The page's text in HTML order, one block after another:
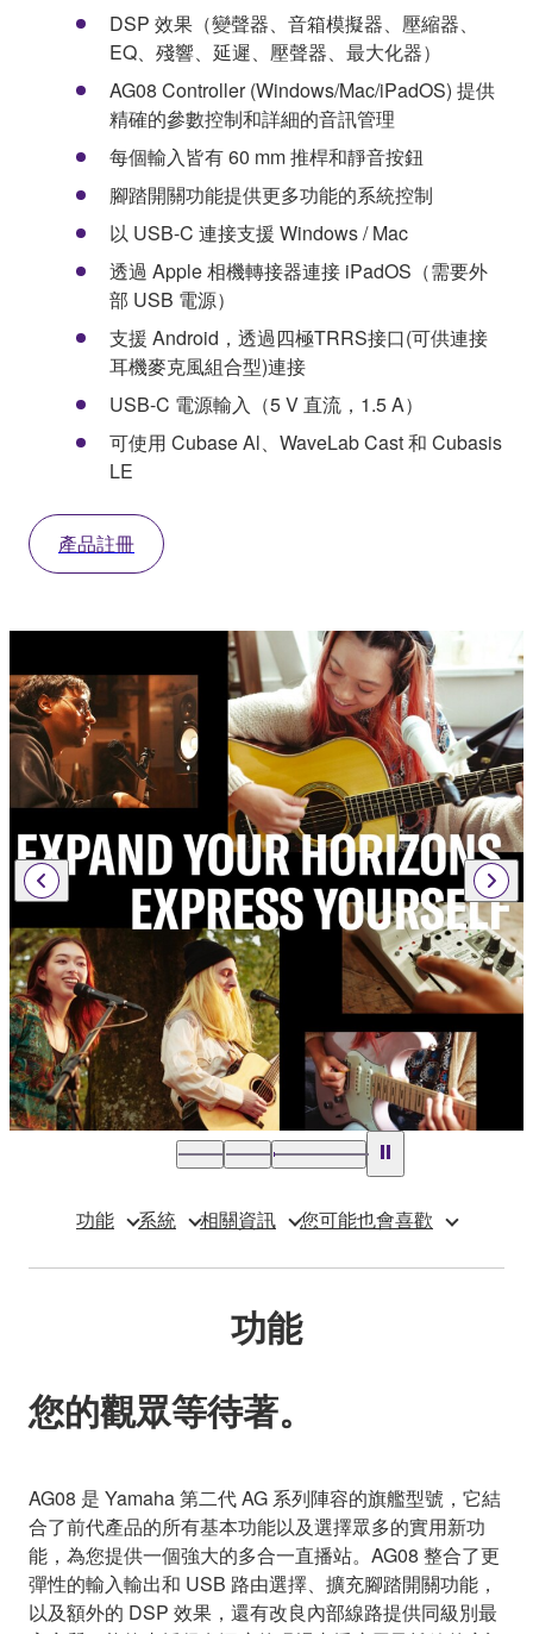
DSP 效果（變聲器、音箱模擬器、壓縮器、
EQ、殘響、延遲、壓聲器、最大化器）
AG08 Controller (Windows/Mac/iPadOS) 提供
精確的參數控制和詳細的音訊管理
每個輸入皆有 60 mm 推桿和靜音按鈕
腳踏開關功能提供更多功能的系統控制
以 USB-C 連接支援 Windows / Mac
透過 Apple 相機轉接器連接 iPadOS（需要外
部 USB 電源）
支援 Android，透過四極TRRS接口(可供連接
耳機麥克風組合型)連接
USB-C 電源輸入（5 V 直流，1.5 A）
可使用 Cubase Al、WaveLab Cast 和 Cubasis
LE
產品註冊
功能 系統 相關資訊 您可能也會喜歡
功能
您的觀眾等待著。
AG08 是 Yamaha 第二代 AG 系列陣容的旗艦型號，它結
合了前代產品的所有基本功能以及選擇眾多的實用新功
能，為您提供一個強大的多合一直播站。AG08 整合了更
彈性的輸入輸出和 USB 路由選擇、擴充腳踏開關功能，
以及額外的 DSP 效果，還有改良內部線路提供同級別最